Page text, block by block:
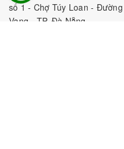
số 1 - Chợ Túy Loan -
Vang - TP. Đà Nẵng